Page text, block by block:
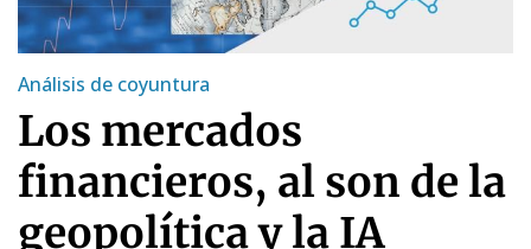
Análisis de coyuntura
Los mercados
financieros, al son de la
geopolítica y la IA